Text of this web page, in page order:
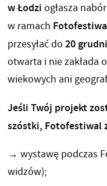
w Łodzi ogłasza
w ramach
przesyłać do 20
otwarta i nie zakłada
wiekowych ani
Jeśli Twój projekt
szóstki, Fotofestiwal
→ wystawę podczas
widzów);